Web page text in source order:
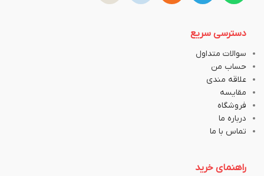
دسترسی سریع
سوالات متداول
حساب من
علاقه مندی
مقایسه
فروشگاه
درباره ما
تماس با ما
راهنمای خرید